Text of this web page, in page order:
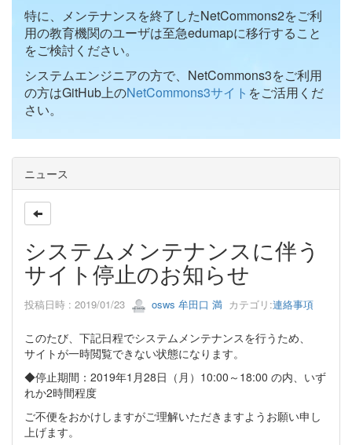
特に、メンテナンスを終了したNetCommons2をご利
用の教育機関のユーザは至急edumapに移行すること
をご検討ください。
システムエンジニアの方で、NetCommons3をご利用
の方はGitHub上のNetCommons3サイト をご活用くだ
さい。
ニュース
システムメンテナンスに伴う
サイト停止のお知らせ
投稿日時 : 2019/01/23 osws 牟田口 満 カテゴリ:連絡事項
このたび、下記日程でシステムメンテナンスを行うため、
サイトが一時閲覧できない状態になります。
◆停止期間：2019年1月28日（月）10:00～18:00 の内、いず
れか2時間程度
ご不便をおかけしますがご理解いただきますようお願い申し
上げます。